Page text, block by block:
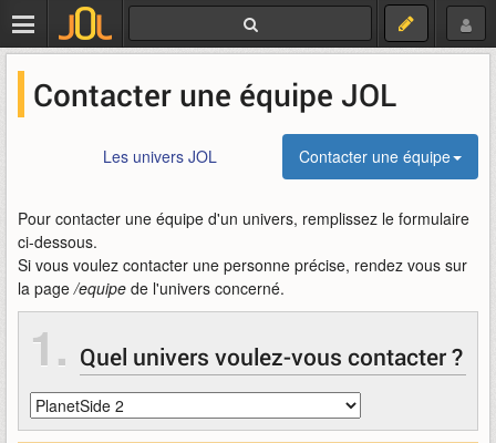
Contacter une équipe JOL
Contacter une équipe
Les univers JOL
Pour contacter une équipe d'un univers, remplissez le formulaire
ci-dessous.
Si vous voulez contacter une personne précise, rendez vous sur
la page/equipe de l'univers concerné.
1. Quel univers voulez-vous contacter ?